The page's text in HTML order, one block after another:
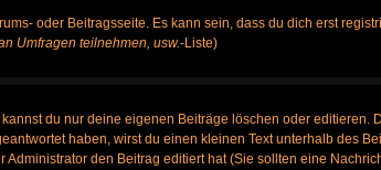
oder Beitragsseite. Es kann sein, dass du dich erst
Umfragen teilnehmen, usw.-Liste)
du nur deine eigenen Beiträge löschen oder
haben, wirst du einen kleinen Text unterhalb des
den Beitrag editiert hat (Sie sollten eine